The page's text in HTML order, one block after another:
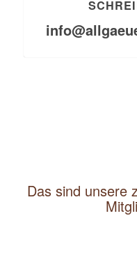
Das sind unsere